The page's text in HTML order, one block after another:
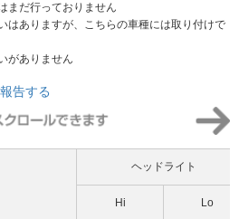
まだ行っておりません
はありますが、こちらの車種には取り付けで
がありません
告する
ヘッドライト
Hi Lo